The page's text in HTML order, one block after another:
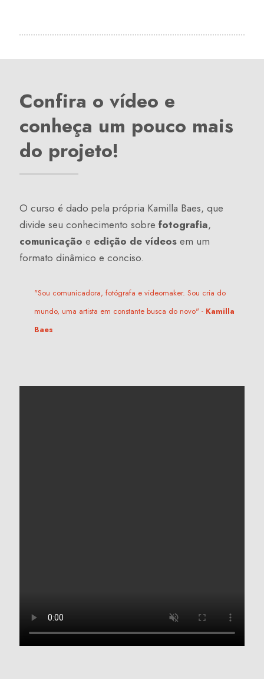
Confira o vídeo e
conheça um pouco mais
do projeto!
O curso é dado pela própria Kamilla Baes, que
divide seu conhecimento sobre fotografia,
comunicação e edição de vídeos em um
formato dinâmico e conciso.
"Sou comunicadora, fotógrafa e videomaker. Sou cria do
mundo, uma artista em constante busca do novo" - Kamilla
Baes